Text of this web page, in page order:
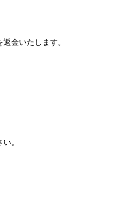
金いたします。
。